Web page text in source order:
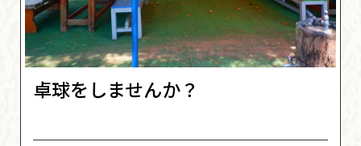
卓球をしませんか？